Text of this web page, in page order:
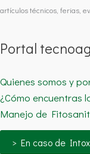
artículos técnicos, ferias,
Portal
Quienes somos y
¿Cómo encuentras
Manejo de
> En caso de